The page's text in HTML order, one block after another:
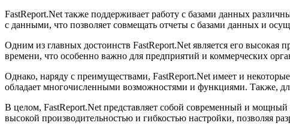
FastReport.Net также поддерживает работу с базами данных
с данными, что позволяет совмещать отчеты с базами данных и
Одним из главных достоинств FastReport.Net является его
времени, что особенно важно для предприятий и коммерческих
Однако, наряду с преимуществами, FastReport.Net имеет и
обладает многочисленными возможностями и функциями. Также,
В целом, FastReport.Net представляет собой современный и
высокой производительностью и гибкостью настройки, позволяя